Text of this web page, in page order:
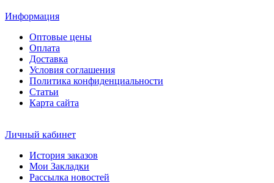
Информация
Оптовые цены
Оплата
Доставка
Условия соглашения
Политика конфиденциальности
Статьи
Карта сайта
Личный кабинет
История заказов
Мои Закладки
Рассылка новостей